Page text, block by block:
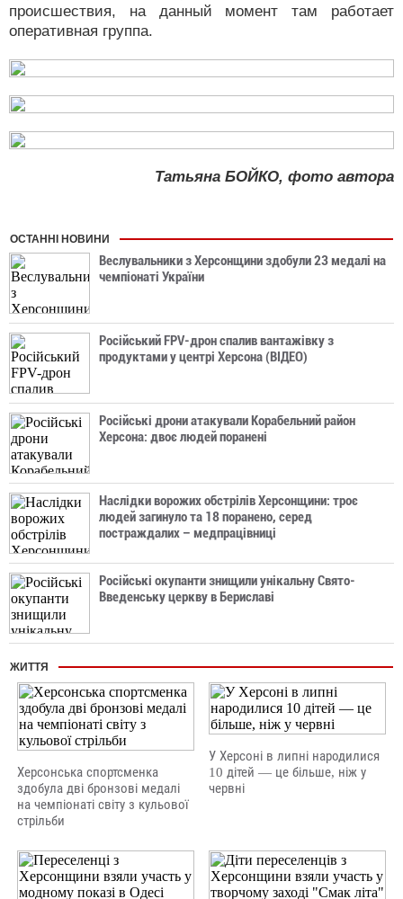
происшествия, на данный момент там работает
оперативная группа.
Татьяна БОЙКО, фото автора
ОСТАННІ НОВИНИ
Веслувальники з Херсонщини здобули 23 медалі на
чемпіонаті України
Російський FPV-дрон спалив вантажівку з
продуктами у центрі Херсона (ВІДЕО)
Російські дрони атакували Корабельний район
Херсона: двоє людей поранені
Наслідки ворожих обстрілів Херсонщини: троє
людей загинуло та 18 поранено, серед
постраждалих – медпрацівниці
Російські окупанти знищили унікальну Свято-
Введенську церкву в Бериславі
ЖИТТЯ
Херсонська спортсменка
здобула дві бронзові медалі
на чемпіонаті світу з кульової
стрільби
У Херсоні в липні народилися
10 дітей — це більше, ніж у
червні